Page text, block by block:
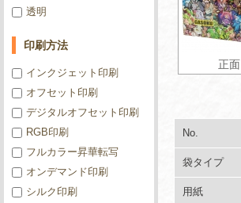
正面
No.
袋タイプ
用紙
透明
印刷方法
インクジェット印刷
オフセット印刷
デジタルオフセット印刷
RGB印刷
フルカラー昇華転写
オンデマンド印刷
シルク印刷